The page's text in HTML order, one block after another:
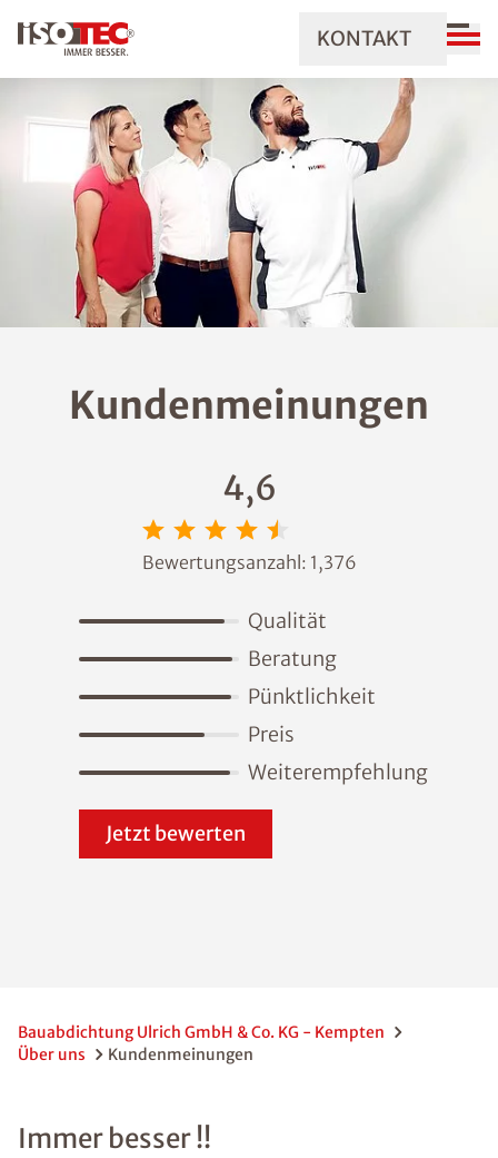
KONTAKT
Kundenmeinungen
4,6
Bewertungsanzahl: 1,376
Qualität
Beratung
Pünktlichkeit
Preis
Weiterempfehlung
Jetzt bewerten
Bauabdichtung Ulrich GmbH & Co. KG - Kempten
Über uns
Kundenmeinungen
Immer besser !!